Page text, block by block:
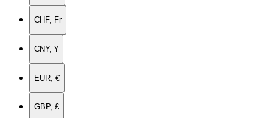
CHF, Fr
CNY, ¥
EUR, €
GBP, £